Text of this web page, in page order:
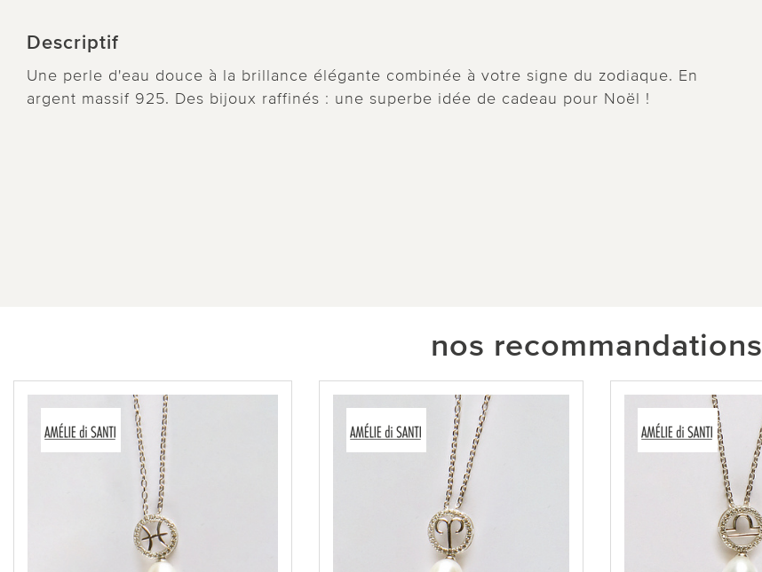
Descriptif
Une perle d'eau douce à la brillance élégante combinée à votre signe du zodiaque. En
argent massif 925. Des bijoux raffinés : une superbe idée de cadeau pour Noël !
nos recommandations